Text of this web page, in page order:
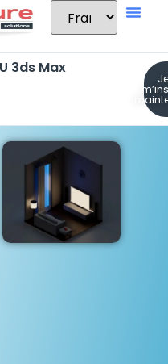
3ds Max